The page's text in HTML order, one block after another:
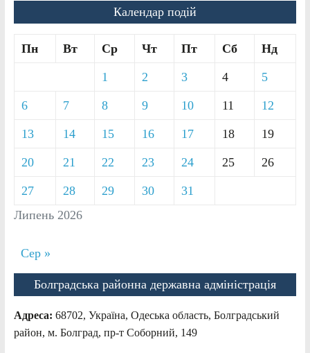
Календар подій
Липень 2026
Пн Вт Ср Чт Пт Сб Нд
1 2 3 4 5
6 7 8 9 10 11 12
13 14 15 16 17 18 19
20 21 22 23 24 25 26
27 28 29 30 31
Сер »
Болградська районна державна адміністрація
Адреса: 68702, Україна, Одеська область, Болградський
район, м. Болград, пр-т Соборний, 149